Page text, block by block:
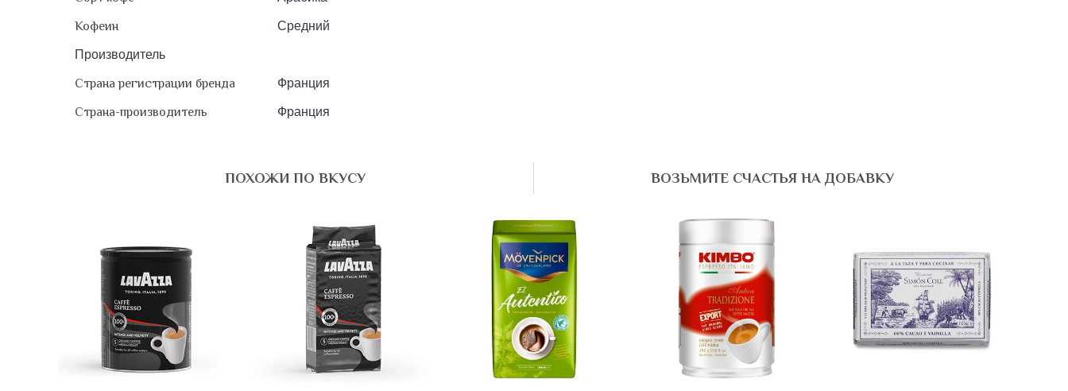
Кофеин Средний
Производитель
Страна регистрации бренда Франция
Страна-производитель Франция
ПОХОЖИ ПО ВКУСУ ВОЗЬМИТЕ СЧАСТЬЯ НА ДОБАВКУ